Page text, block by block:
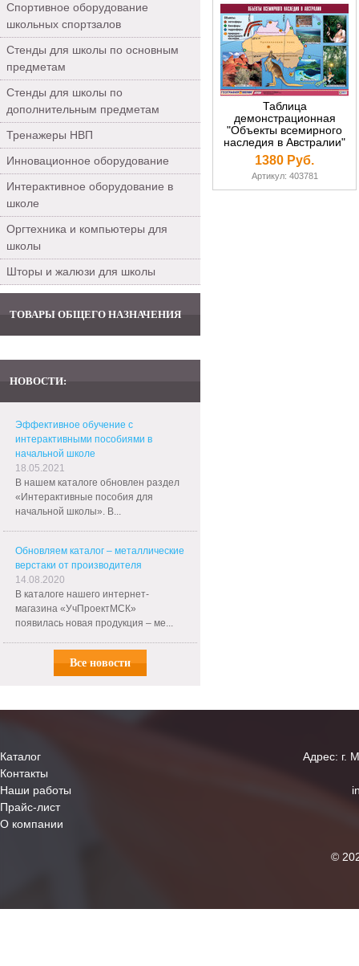
Спортивное оборудование
школьных спортзалов
Стенды для школы по основным
предметам
Стенды для школы по
дополнительным предметам
Тренажеры НВП
Инновационное оборудование
Интерактивное оборудование в
школе
Оргтехника и компьютеры для
школы
Шторы и жалюзи для школы
ТОВАРЫ ОБЩЕГО НАЗНАЧЕНИЯ
НОВОСТИ:
Эффективное обучение с
интерактивными пособиями в
начальной школе
18.05.2021
В нашем каталоге обновлен раздел
«Интерактивные пособия для
начальной школы». В...
Обновляем каталог – металлические
верстаки от производителя
14.08.2020
В каталоге нашего интернет-
магазина «УчПроектМСК»
появилась новая продукция – ме...
Все новости
Таблица
демонстрационная
"Объекты всемирного
наследия в Австралии"
(винил 70х100)
1380 Руб.
Артикул: 403781
Каталог
Контакты
Наши работы
Прайс-лист
О компании
Адрес: г.
©